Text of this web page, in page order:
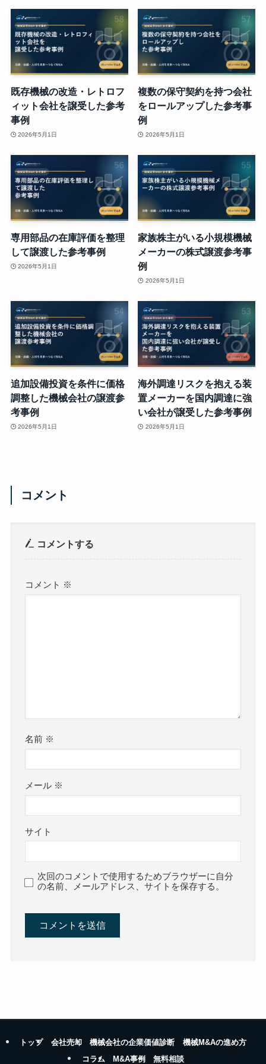
既存機械の改造・レトロフ
ィット会社を譲受した参考
事例
2026年5月1日
複数の保守契約を持つ会社
をロールアップした参考事
例
2026年5月1日
専用部品の在庫評価を整理
して譲渡した参考事例
2026年5月1日
家族株主がいる小規模機械
メーカーの株式譲渡参考事
例
2026年5月1日
追加設備投資を条件に価格
調整した機械会社の譲渡参
考事例
2026年5月1日
海外調達リスクを抱える装
置メーカーを国内調達に強
い会社が譲受した参考事例
2026年5月1日
コメント
コメントする
コメント ※
名前 ※
メール ※
サイト
次回のコメントで使用するためブラウザーに自分
の名前、メールアドレス、サイトを保存する。
トップ 会社売却 機械会社の企業価値診断
機械M&Aの進め方
コラム
M&A事例 無料相談